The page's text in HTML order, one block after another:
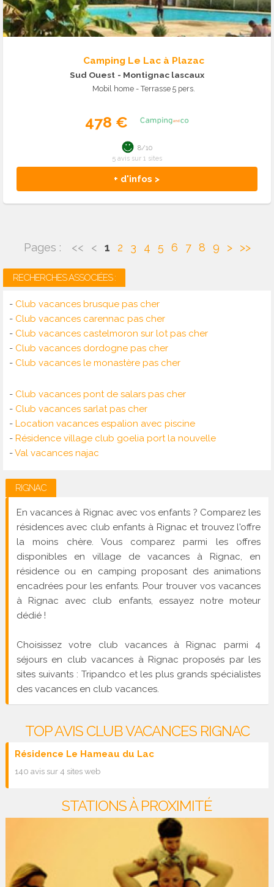
Camping Le Lac à Plazac
Sud Ouest - Montignac lascaux
Mobil home - Terrasse 5 pers.
478 €
+ d'infos >
8/10
5 avis sur 1 sites
Pages : << < 1 2 3 4 5 6 7 8 9 > >>
RECHERCHES ASSOCIÉES :
- Club vacances brusque pas cher
- Club vacances carennac pas cher
- Club vacances castelmoron sur lot pas cher
- Club vacances dordogne pas cher
- Club vacances le monastère pas cher
- Club vacances pont de salars pas cher
- Club vacances sarlat pas cher
- Location vacances espalion avec piscine
- Résidence village club goelia port la nouvelle
-Val vacances najac
RIGNAC
En vacances à Rignac avec vos enfants ? Comparez les
résidences avec club enfants à Rignac et trouvez l'offre
la moins chère. Vous comparez parmi les offres
disponibles en village de vacances à Rignac, en
résidence ou en camping proposant des animations
encadrées pour les enfants. Pour trouver vos vacances
à Rignac avec club enfants, essayez notre moteur
dédié !
Choisissez votre club vacances à Rignac parmi 4
séjours en club vacances à Rignac proposés par les
sites suivants : Tripandco et les plus grands spécialistes
des vacances en club vacances.
TOP AVIS CLUB VACANCES RIGNAC
Résidence Le Hameau du Lac
140 avis sur 4 sites web
STATIONS À PROXIMITÉ